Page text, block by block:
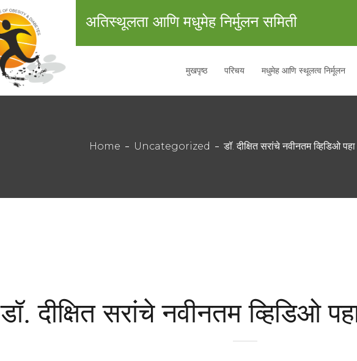
अतिस्थूलता आणि मधुमेह निर्मुलन समिती
मुखपृष्ठ परिचय मधुमेह आणि स्थूलत्व निर्मूलन
Home Uncategorized डॉ. दीक्षित सरांचे नवीनतम व्हिडिओ
डॉ. दीक्षित सरांचे नवीनतम व्हिडिओ